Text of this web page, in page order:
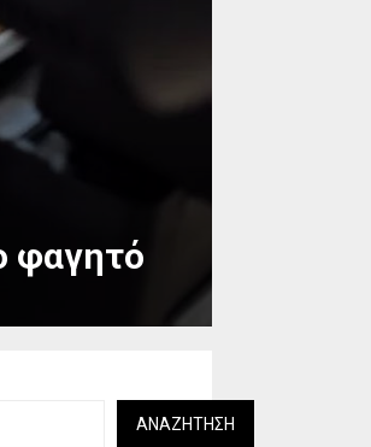
φαγητό
ΑΝΑΖΉΤΗΣΗ